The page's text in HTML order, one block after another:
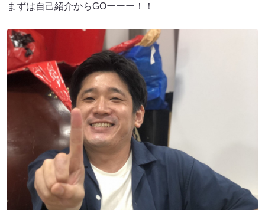
まずは自己紹介からGOーーー！！